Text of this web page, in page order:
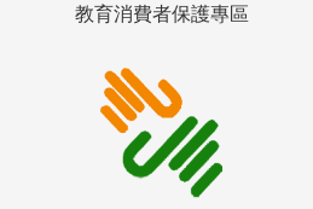
教育消費者保護專區